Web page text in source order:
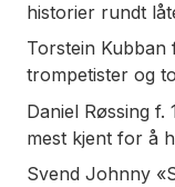
historier rundt
Torstein Kubban
trompetister og
Daniel Røssing f.
mest kjent for å
Svend Johnny